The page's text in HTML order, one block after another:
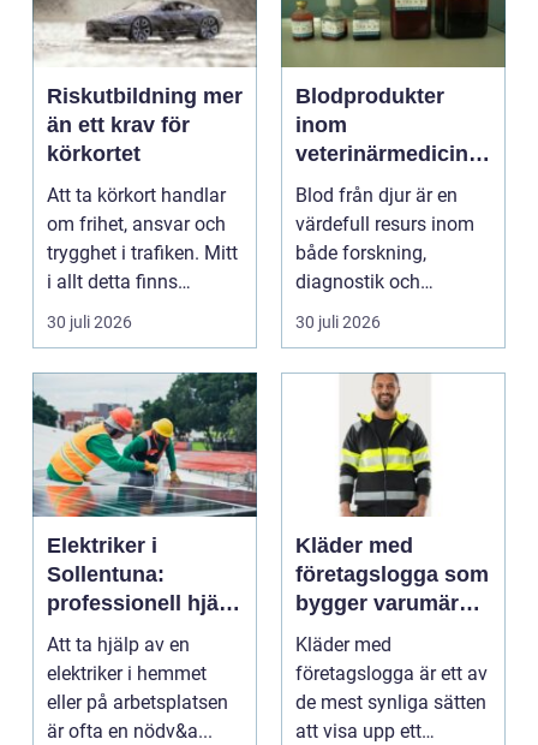
Riskutbildning mer
än ett krav för
körkortet
Att ta körkort handlar
om frihet, ansvar och
trygghet i trafiken. Mitt
i allt detta finns
riskutbild...
30 juli 2026
Blodprodukter
inom
veterinärmedicin
funktion, kvalitet
och användning
Blod från djur är en
värdefull resurs inom
både forskning,
diagnostik och
veterinärmedicin. När
blod...
30 juli 2026
Elektriker i
Sollentuna:
professionell hjälp
när du behöver det
Att ta hjälp av en
elektriker i hemmet
eller på arbetsplatsen
är ofta en nödv&a...
Kläder med
företagslogga som
bygger varumärke
i vardagen
Kläder med
företagslogga är ett av
de mest synliga sätten
att visa upp ett